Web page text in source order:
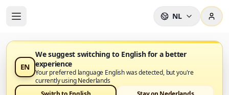
NL
EN
We suggest switching to English for a better
experience
Your preferred language English was detected, but you're
currently using Nederlands
Nano Banana 2 Lite is nu beschikbaar op Nano Banana
Pro